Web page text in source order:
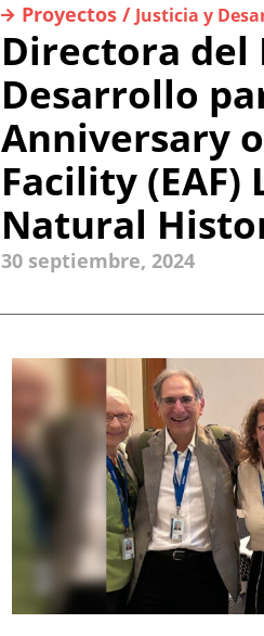
Proyectos / Justicia y
Directora
Desarrollo
Anniversary
Facility
Natural
30 septiembre, 2024